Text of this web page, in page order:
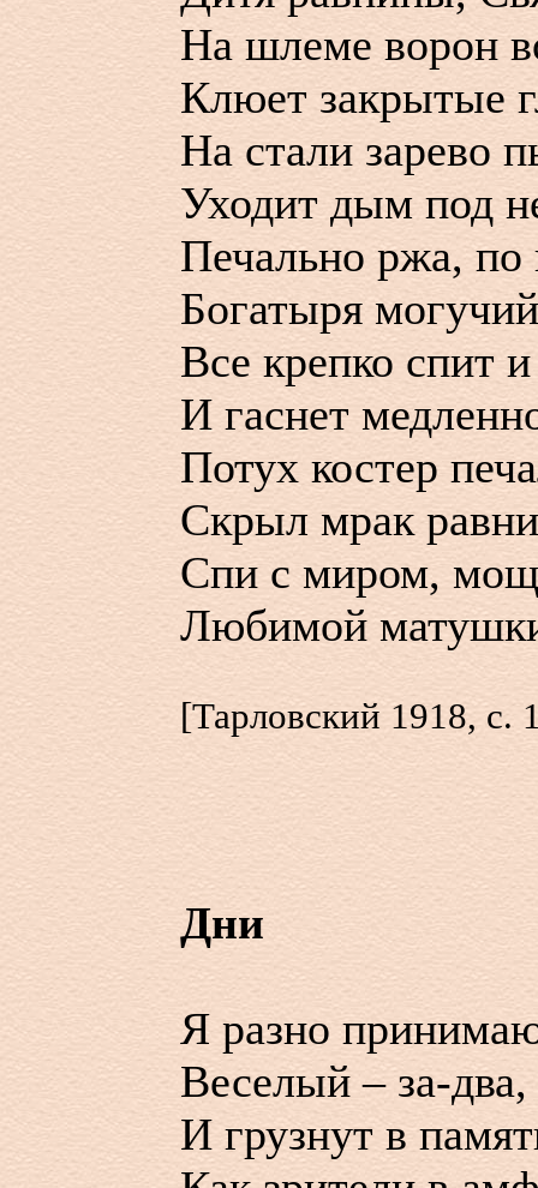
На шлеме ворон
Клюет закрытые
На стали зарево
Уходит дым под
Печально ржа, по
Богатыря
Все крепко спит
И гаснет
Потух костер
Скрыл мрак
Спи с миром,
Любимой
[Тарловский 1918, с.
Дни
Я разно
Веселый – за-
И грузнут в